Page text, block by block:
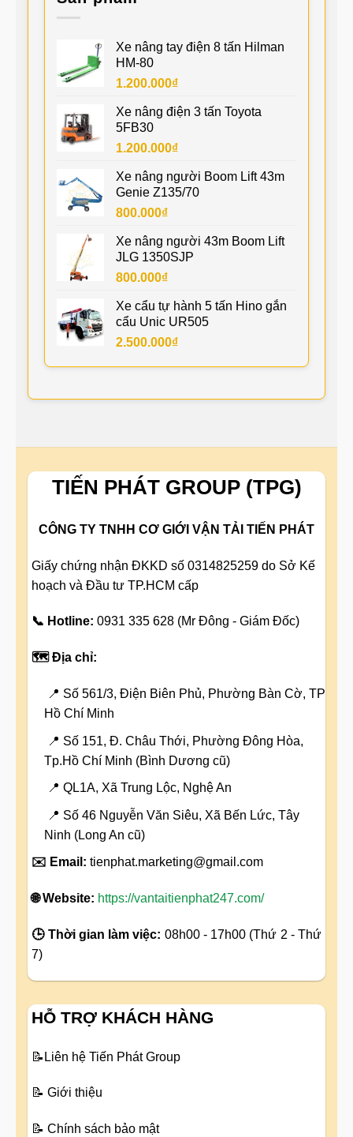
Xe nâng tay điện 8 tấn Hilman
HM-80
1.200.000₫
Xe nâng điện 3 tấn Toyota
5FB30
1.200.000₫
Xe nâng người Boom Lift 43m
Genie Z135/70
800.000₫
Xe nâng người 43m Boom Lift
JLG 1350SJP
800.000₫
Xe cẩu tự hành 5 tấn Hino gắn
cẩu Unic UR505
2.500.000₫
TIẾN PHÁT GROUP (TPG)
CÔNG TY TNHH CƠ GIỚI VẬN TẢI TIẾN PHÁT
Giấy chứng nhận ĐKKD số 0314825259 do Sở Kế
hoạch và Đầu tư TP.HCM cấp
📞 Hotline: 0931 335 628 (Mr Đông - Giám Đốc)
🗺️ Địa chỉ:
📍 Số 561/3, Điện Biên Phủ, Phường Bàn Cờ, TP
Hồ Chí Minh
📍 Số 151, Đ. Châu Thới, Phường Đông Hòa,
Tp.Hồ Chí Minh (Bình Dương cũ)
📍 QL1A, Xã Trung Lộc, Nghệ An
📍 Số 46 Nguyễn Văn Siêu, Xã Bến Lức, Tây
Ninh (Long An cũ)
✉️ Email: tienphat.marketing@gmail.com
🌐 Website: https://vantaitienphat247.com/
🕒 Thời gian làm việc: 08h00 - 17h00 (Thứ 2 - Thứ
7)
HỖ TRỢ KHÁCH HÀNG
📝 Liên hệ Tiến Phát Group
📝 Giới thiệu
📝 Chính sách bảo mật